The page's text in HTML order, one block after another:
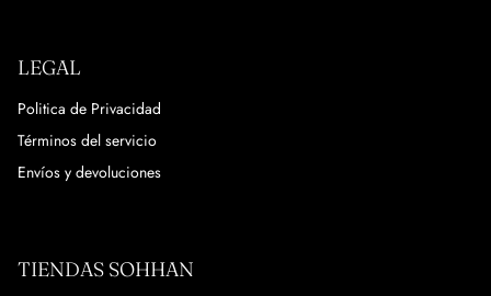
LEGAL
Politica de Privacidad
Términos del servicio
Envíos y devoluciones
TIENDAS SOHHAN